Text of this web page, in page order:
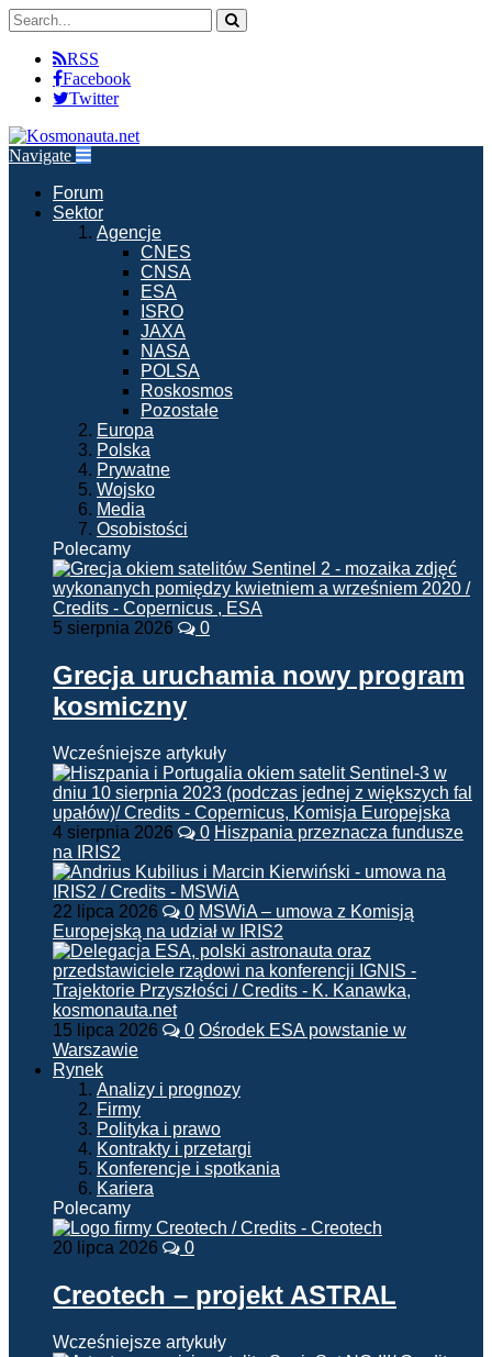
RSS
Facebook
Twitter
Navigate
Forum
Sektor
Agencje
CNES
CNSA
ESA
ISRO
JAXA
NASA
POLSA
Roskosmos
Pozostałe
Europa
Polska
Prywatne
Wojsko
Media
Osobistości
Polecamy
5 sierpnia 2026 0
Grecja uruchamia nowy program
kosmiczny
Wcześniejsze artykuły
4 sierpnia 2026 0 Hiszpania przeznacza fundusze
na IRIS2
22 lipca 2026 0 MSWiA – umowa z Komisją
Europejską na udział w IRIS2
15 lipca 2026 0 Ośrodek ESA powstanie w
Warszawie
Rynek
Analizy i prognozy
Firmy
Polityka i prawo
Kontrakty i przetargi
Konferencje i spotkania
Kariera
Polecamy
20 lipca 2026 0
Creotech – projekt ASTRAL
Wcześniejsze artykuły